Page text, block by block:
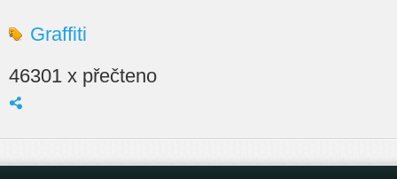
Graffiti
46301 x přečteno